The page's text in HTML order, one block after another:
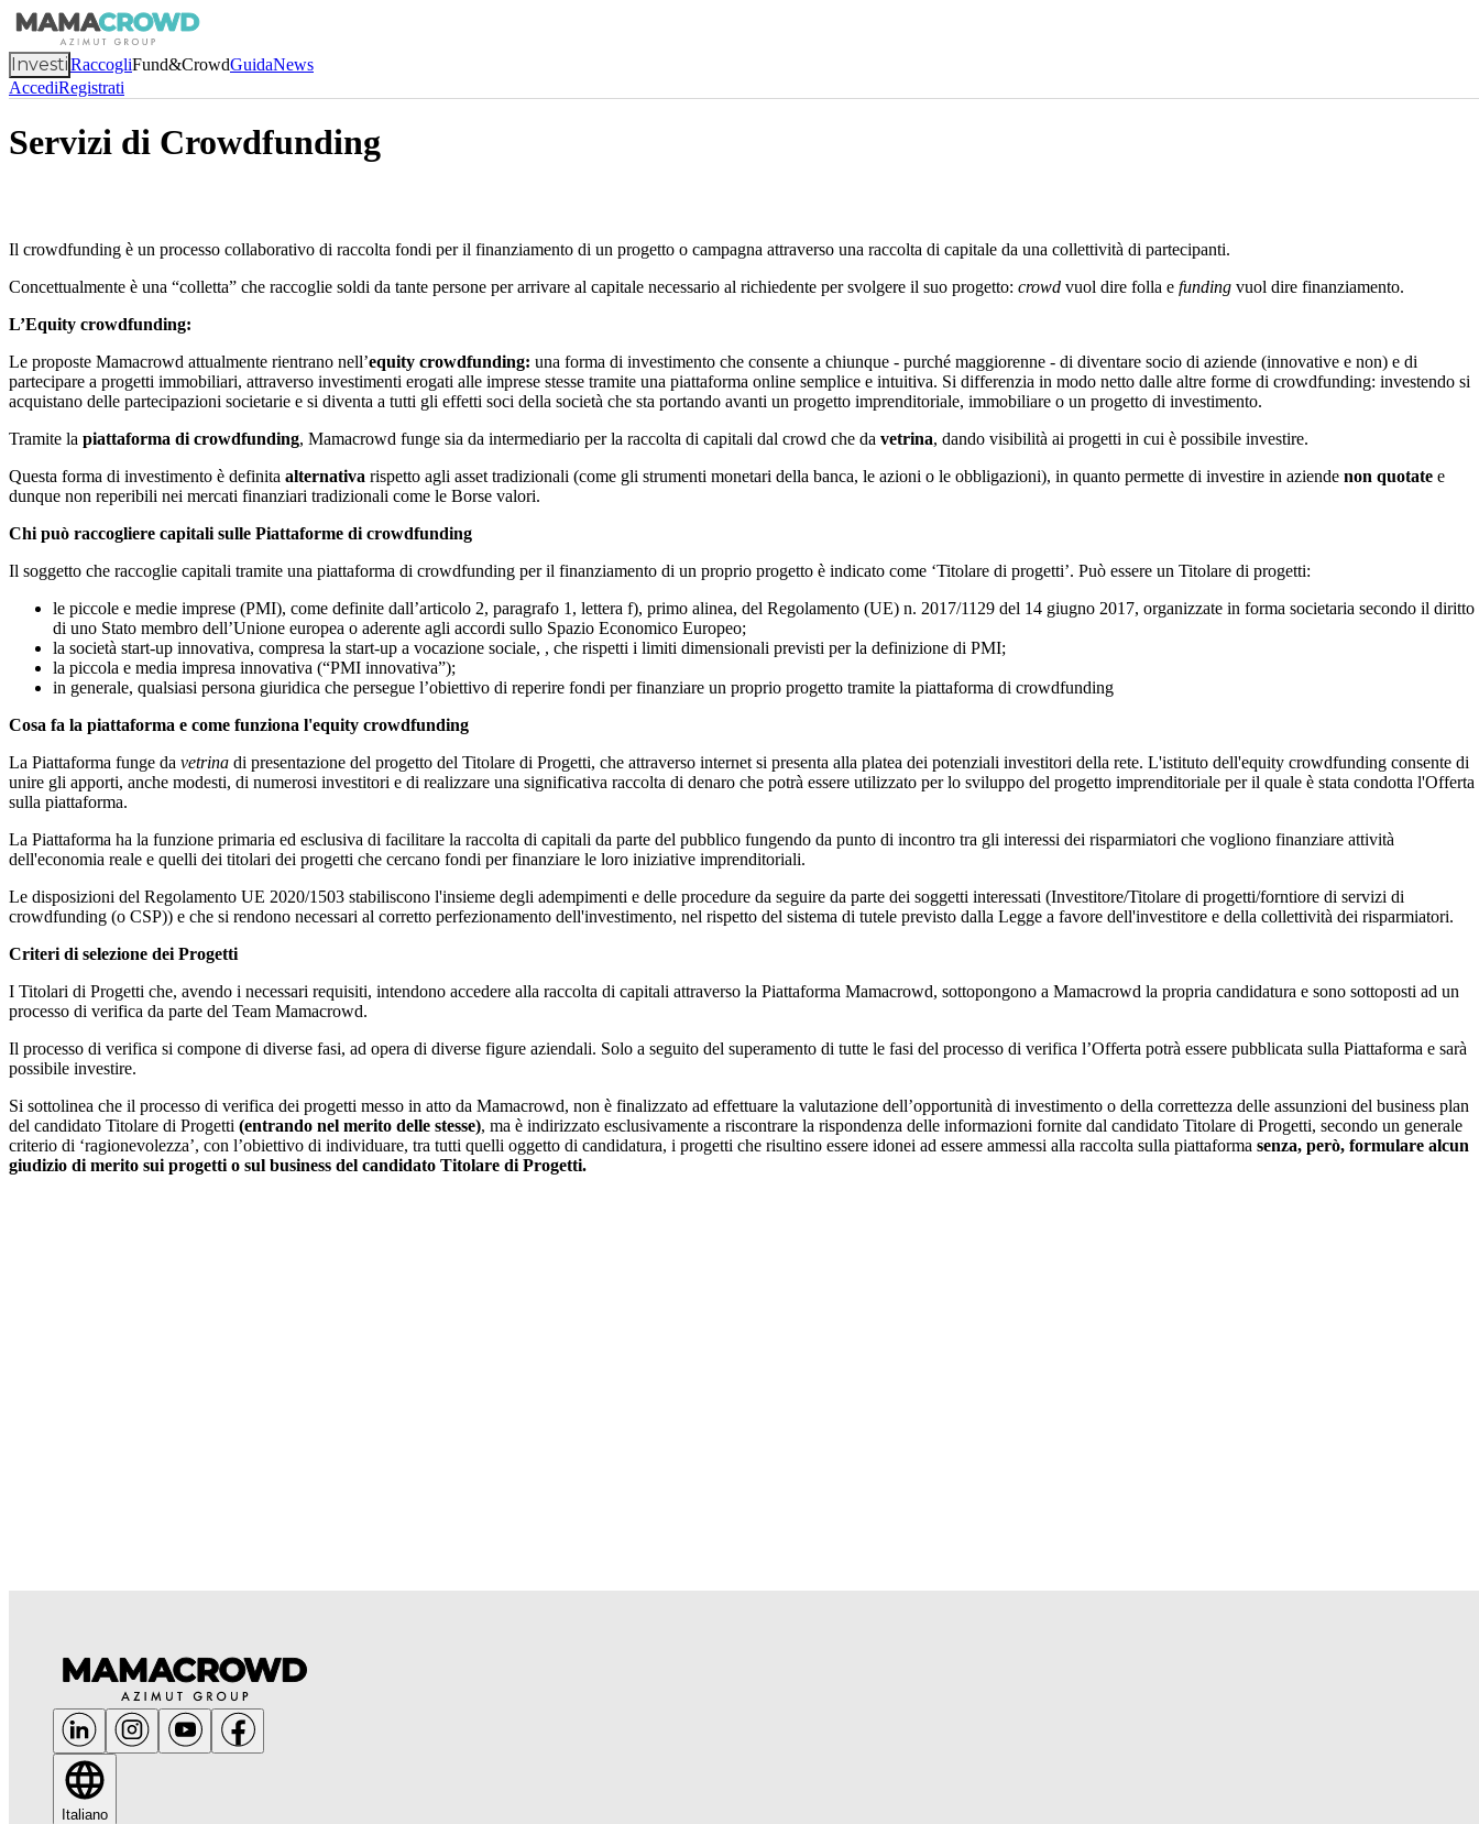
InvestiRaccogliFund&CrowdGuidaNews
AccediRegistrati
Servizi di Crowdfunding
Il crowdfunding è un processo collaborativo di raccolta fondi per il finanziamento di un progetto o campagna attraverso una raccolta di capitale da una collettività di partecipanti.
Concettualmente è una “colletta” che raccoglie soldi da tante persone per arrivare al capitale necessario al richiedente per svolgere il suo progetto: crowd vuol dire folla e funding vuol dire finanziamento.
L’Equity crowdfunding:
Le proposte Mamacrowd attualmente rientrano nell’equity crowdfunding: una forma di investimento che consente a chiunque - purché maggiorenne - di diventare socio di aziende (innovative e non) e di
partecipare a progetti immobiliari, attraverso investimenti erogati alle imprese stesse tramite una piattaforma online semplice e intuitiva. Si differenzia in modo netto dalle altre forme di crowdfunding: investendo si
acquistano delle partecipazioni societarie e si diventa a tutti gli effetti soci della società che sta portando avanti un progetto imprenditoriale, immobiliare o un progetto di investimento.
Tramite la piattaforma di crowdfunding, Mamacrowd funge sia da intermediario per la raccolta di capitali dal crowd che da vetrina, dando visibilità ai progetti in cui è possibile investire.
Questa forma di investimento è definita alternativa rispetto agli asset tradizionali (come gli strumenti monetari della banca, le azioni o le obbligazioni), in quanto permette di investire in aziende non quotate e
dunque non reperibili nei mercati finanziari tradizionali come le Borse valori.
Chi può raccogliere capitali sulle Piattaforme di crowdfunding
Il soggetto che raccoglie capitali tramite una piattaforma di crowdfunding per il finanziamento di un proprio progetto è indicato come ‘Titolare di progetti’. Può essere un Titolare di progetti:
le piccole e medie imprese (PMI), come definite dall’articolo 2, paragrafo 1, lettera f), primo alinea, del Regolamento (UE) n. 2017/1129 del 14 giugno 2017, organizzate in forma societaria secondo il diritto
di uno Stato membro dell’Unione europea o aderente agli accordi sullo Spazio Economico Europeo;
la società start-up innovativa, compresa la start-up a vocazione sociale, , che rispetti i limiti dimensionali previsti per la definizione di PMI;
la piccola e media impresa innovativa (“PMI innovativa”);
in generale, qualsiasi persona giuridica che persegue l’obiettivo di reperire fondi per finanziare un proprio progetto tramite la piattaforma di crowdfunding
Cosa fa la piattaforma e come funziona l'equity crowdfunding
La Piattaforma funge da vetrina di presentazione del progetto del Titolare di Progetti, che attraverso internet si presenta alla platea dei potenziali investitori della rete. L'istituto dell'equity crowdfunding consente di
unire gli apporti, anche modesti, di numerosi investitori e di realizzare una significativa raccolta di denaro che potrà essere utilizzato per lo sviluppo del progetto imprenditoriale per il quale è stata condotta l'Offerta
sulla piattaforma.
La Piattaforma ha la funzione primaria ed esclusiva di facilitare la raccolta di capitali da parte del pubblico fungendo da punto di incontro tra gli interessi dei risparmiatori che vogliono finanziare attività
dell'economia reale e quelli dei titolari dei progetti che cercano fondi per finanziare le loro iniziative imprenditoriali.
Le disposizioni del Regolamento UE 2020/1503 stabiliscono l'insieme degli adempimenti e delle procedure da seguire da parte dei soggetti interessati (Investitore/Titolare di progetti/forntiore di servizi di
crowdfunding (o CSP)) e che si rendono necessari al corretto perfezionamento dell'investimento, nel rispetto del sistema di tutele previsto dalla Legge a favore dell'investitore e della collettività dei risparmiatori.
Criteri di selezione dei Progetti
I Titolari di Progetti che, avendo i necessari requisiti, intendono accedere alla raccolta di capitali attraverso la Piattaforma Mamacrowd, sottopongono a Mamacrowd la propria candidatura e sono sottoposti ad un
processo di verifica da parte del Team Mamacrowd.
Il processo di verifica si compone di diverse fasi, ad opera di diverse figure aziendali. Solo a seguito del superamento di tutte le fasi del processo di verifica l’Offerta potrà essere pubblicata sulla Piattaforma e sarà
possibile investire.
Si sottolinea che il processo di verifica dei progetti messo in atto da Mamacrowd, non è finalizzato ad effettuare la valutazione dell’opportunità di investimento o della correttezza delle assunzioni del business plan
del candidato Titolare di Progetti (entrando nel merito delle stesse), ma è indirizzato esclusivamente a riscontrare la rispondenza delle informazioni fornite dal candidato Titolare di Progetti, secondo un generale
criterio di ‘ragionevolezza’, con l’obiettivo di individuare, tra tutti quelli oggetto di candidatura, i progetti che risultino essere idonei ad essere ammessi alla raccolta sulla piattaforma senza, però, formulare alcun
giudizio di merito sui progetti o sul business del candidato Titolare di Progetti.
Italiano